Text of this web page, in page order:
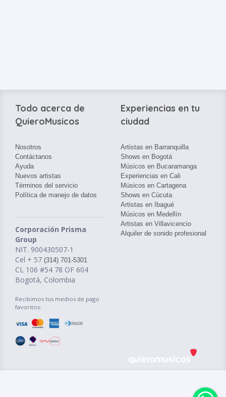
Todo acerca de
QuieroMusicos
Nosotros
Contáctanos
Ayuda
Nuevos artistas
Términos del servicio
Política de manejo de datos
Corporación Prisma
Group
NIT. 900430507-1
Cel + 57 (314) 701-5301
CL 106 #54 78 OF 604
Bogotá, Colombia
Recibimos tus medios de pago
favoritos:
Experiencias en tu
ciudad
Artistas en Barranquilla
Shows en Bogotá
Músicos en Bucaramanga
Experiencias en Cali
Músicos en Cartagena
Shows en Cúcuta
Artistas en Ibagué
Músicos en Medellín
Artistas en Villavicencio
Alquiler de sonido profesional